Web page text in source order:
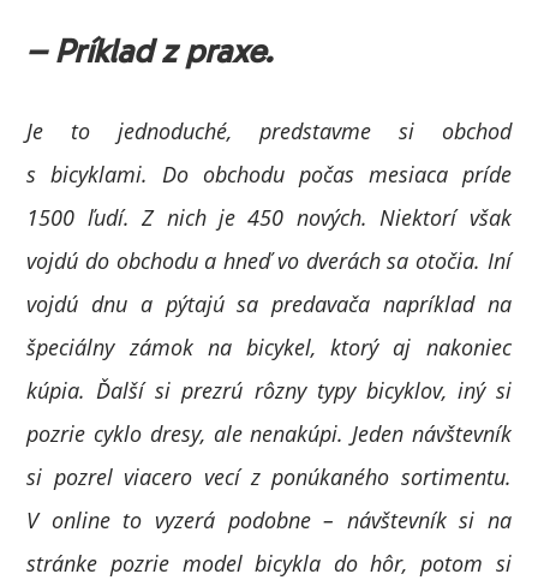
– Príklad z praxe.
Je to jednoduché, predstavme si obchod
s bicyklami. Do obchodu počas mesiaca príde
1500 ľudí. Z nich je 450 nových. Niektorí však
vojdú do obchodu a hneď vo dverách sa otočia. Iní
vojdú dnu a pýtajú sa predavača napríklad na
špeciálny zámok na bicykel, ktorý aj nakoniec
kúpia. Ďalší si prezrú rôzny typy bicyklov, iný si
pozrie cyklo dresy, ale nenakúpi. Jeden návštevník
si pozrel viacero vecí z ponúkaného sortimentu.
V online to vyzerá podobne – návštevník si na
stránke pozrie model bicykla do hôr, potom si